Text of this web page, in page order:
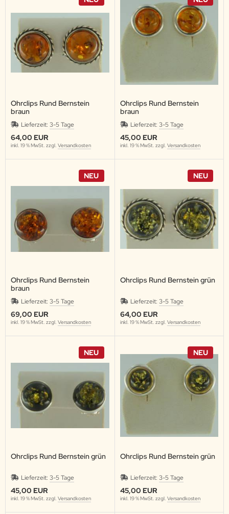
Ohrclips Rund Bernstein
braun
Lieferzeit: 3-5 Tage
64,00 EUR
inkl. 19 % MwSt. zzgl. Versandkosten
Ohrclips Rund Bernstein
braun
Lieferzeit: 3-5 Tage
45,00 EUR
inkl. 19 % MwSt. zzgl. Versandkosten
NEU
Ohrclips Rund Bernstein
braun
Lieferzeit: 3-5 Tage
69,00 EUR
inkl. 19 % MwSt. zzgl. Versandkosten
NEU
Ohrclips Rund Bernstein grün
Lieferzeit: 3-5 Tage
64,00 EUR
inkl. 19 % MwSt. zzgl. Versandkosten
NEU
Ohrclips Rund Bernstein grün
Lieferzeit: 3-5 Tage
45,00 EUR
inkl. 19 % MwSt. zzgl. Versandkosten
NEU
Ohrclips Rund Bernstein grün
Lieferzeit: 3-5 Tage
45,00 EUR
inkl. 19 % MwSt. zzgl. Versandkosten